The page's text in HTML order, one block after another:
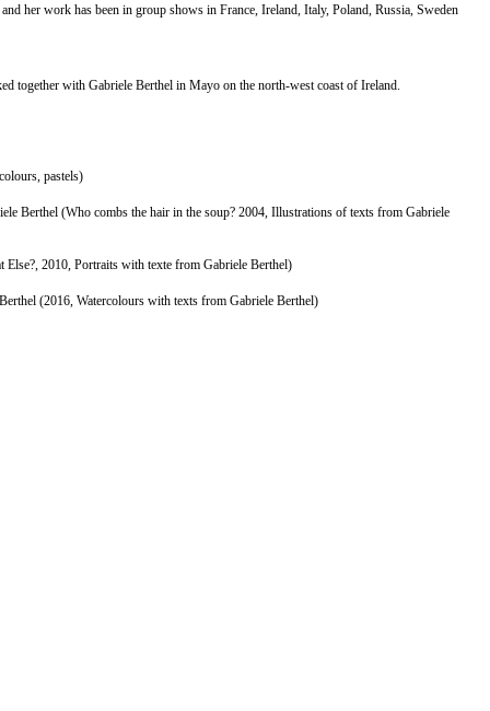
her work has been in group shows in France, Ireland, Italy, Poland, Russia, Sweden
together with Gabriele Berthel in Mayo on the north-west coast of Ireland.
pastels)
Berthel (Who combs the hair in the soup? 2004, Illustrations of texts from Gabriele
Else?, 2010, Portraits with texte from Gabriele Berthel)
(2016, Watercolours with texts from Gabriele Berthel)